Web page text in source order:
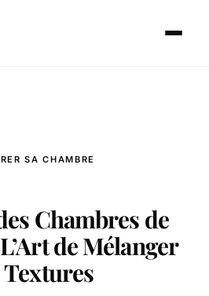
SA CHAMBRE
Chambres de
de Mélanger
Textures